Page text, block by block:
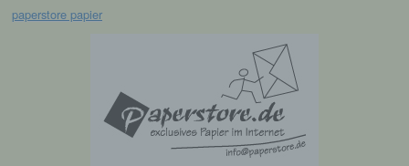
paperstore papier
eingegebenen personenbezogenen Daten werden
ausschließlich für die interne Verwendung bei dem
für die Verarbeitung Verantwortlichen und für
eigene Zwecke erhoben und gespeichert. Der für
die Verarbeitung Verantwortliche kann die
Weitergabe an einen oder mehrere
Auftragsverarbeiter, beispielsweise einen
Paketdienstleister, veranlassen, der die
personenbezogenen Daten ebenfalls
ausschließlich für eine interne Verwendung, die